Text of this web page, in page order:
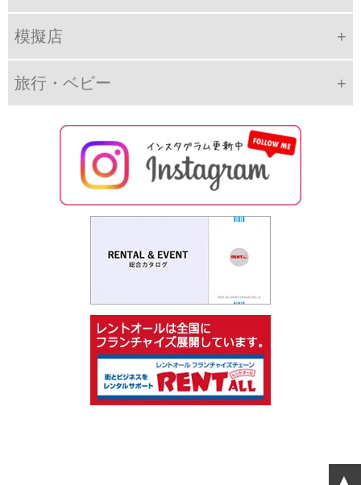
模擬店
旅行・ベビー